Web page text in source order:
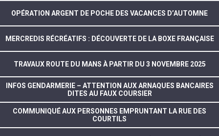
OPÉRATION ARGENT DE POCHE DES VACANCES D’AUTOMNE
MERCREDIS RÉCRÉATIFS : DÉCOUVERTE DE LA BOXE FRANÇAISE
TRAVAUX ROUTE DU MANS À PARTIR DU 3 NOVEMBRE 2025
INFOS GENDARMERIE – ATTENTION AUX ARNAQUES BANCAIRES
DITES AU FAUX COURSIER
COMMUNIQUÉ AUX PERSONNES EMPRUNTANT LA RUE DES
COURTILS